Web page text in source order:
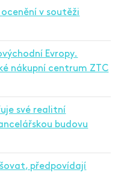
ocenění v soutěži
Evropy.
nákupní centrum ZTC
své realitní
budovu
předpovídají